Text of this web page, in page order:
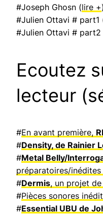
#Joseph Ghosn (lire +)
#Julien Ottavi # part1
#Julien Ottavi # part2
Ecoutez
lecteur
#En avant première,
#Density, de Rainier
#Metal Belly/
préparatoires/inédites
#Dermis, un projet
#Pièces sonores
#Essential UBU de